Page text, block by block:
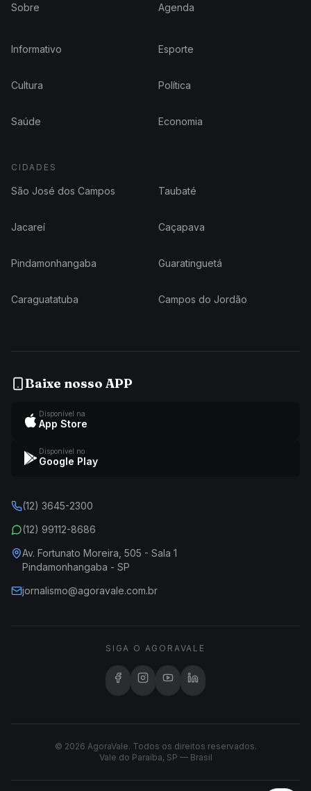
Sobre Agenda
Informativo Esporte
Cultura Política
Saúde Economia
CIDADES
São José dos Campos Taubaté
Jacareí Caçapava
Pindamonhangaba Guaratinguetá
Caraguatatuba Campos do Jordão
Baixe nosso APP
Disponível na
App Store
Disponível no
Google Play
(12) 3645-2300
(12) 99112-8686
Av. Fortunato Moreira, 505 - Sala 1
Pindamonhangaba - SP
jornalismo@agoravale.com.br
SIGA O AGORAVALE
© 2026 AgoraVale. Todos os direitos reservados.
Vale do Paraíba, SP — Brasil